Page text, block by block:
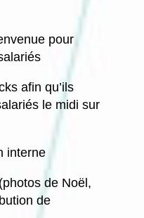
pour
afin qu’ils
le midi sur
interne
de Noël,
de